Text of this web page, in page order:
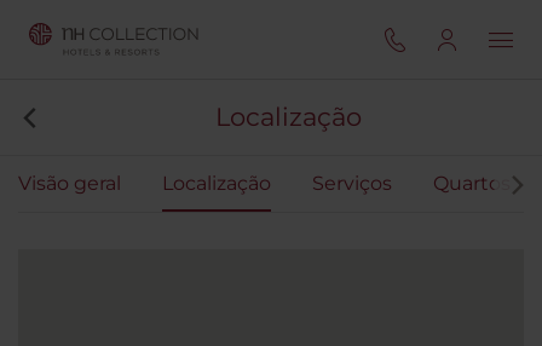
Localização
Visão geral Localização Serviços Quartos